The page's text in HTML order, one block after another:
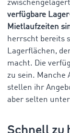
verfügbare
Mietlaufzeiten
herrscht bereits
Lagerflächen,
macht. Die
zu sein. Manche
stellen ihr
aber selten
Schnell zu